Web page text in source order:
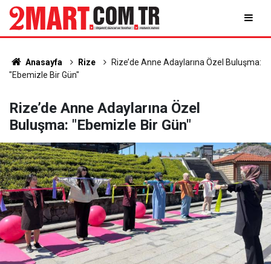
Anasayfa Rize
Rize’de Anne Adaylarına Özel Buluşma:
"Ebemizle Bir Gün"
Rize’de Anne Adaylarına Özel
Buluşma: "Ebemizle Bir Gün"